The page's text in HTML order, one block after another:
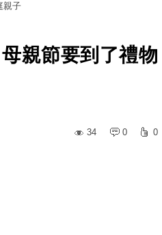
親子
親節要到了禮物
34
0 0